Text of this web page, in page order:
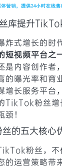
库提升
式增长的时代
短视频平台之
是内容创作者
的曝光率和商
增长服务平台
TikTok粉丝增
！
的五大核心
粉丝，不
的运营策略带